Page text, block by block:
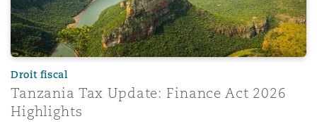
Droit fiscal
Tanzania Tax Update: Finance Act 2026
Highlights